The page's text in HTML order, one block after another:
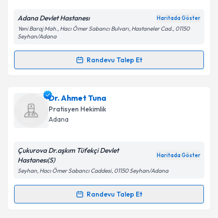
Kişisel verilerimin işlenmesine ilişkinAydınlatma
'ni okudum ve kişisel verilerimin belirtilen
kapsamda işlenmesini kabul ediyorum.
Takvim Talebini Gönder
Adana Devlet Hastanesı Haritada Göster
Yeni Baraj Mah., Hacı Ömer Sabancı Bulvarı, Hastaneler Cad., 01150
Seyhan/Adana
Randevu Talep Et
Randevu Takvimi Talebi
Dr. Ahmet Mevlüt Mustafa
talebi oluşturun. Size bu uzmandan randevu almanız
için bir takvim hazırlandığında e-posta ile
E-posta Adresiniz
Kişisel verilerimin işlenmesine ilişkin
Metni'ni okudum ve kişisel verilerimin belirtilen
Dr. Ahmet Tuna
Pratisyen Hekimlik
Adana
Çukurova Dr.aşkım Tüfekçi Devlet
Hastanesı(S)
Haritada Göster
Seyhan, Hacı Ömer Sabancı Caddesi, 01150 Seyhan/Adana
Randevu Talep Et
Randevu Takvimi Talebi